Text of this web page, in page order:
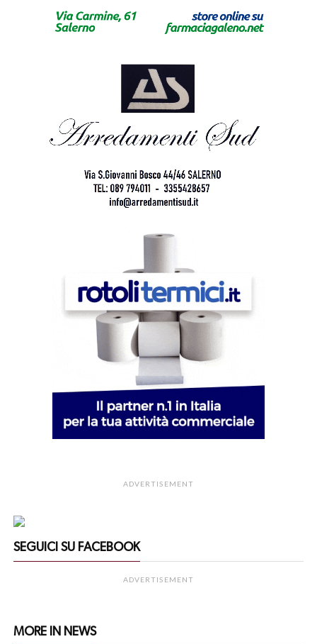
ADVERTISEMENT
SEGUICI SU FACEBOOK
ADVERTISEMENT
MORE IN NEWS